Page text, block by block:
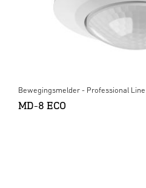
Bewegingsmelder - Professional Line
MD-8 ECO